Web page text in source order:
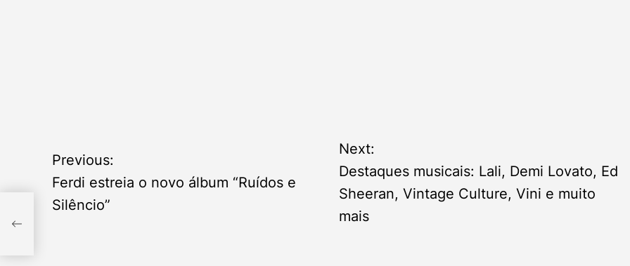
P
o
Previous:
Ferdi estreia o novo álbum “Ruídos e
Silêncio”
Next:
Destaques musicais: Lali, Demi Lovato, Ed
Sheeran, Vintage Culture, Vini e muito
mais